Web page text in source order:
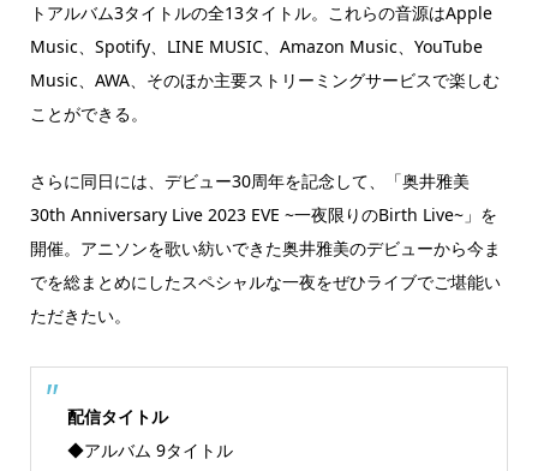
トアルバム3タイトルの全13タイトル。これらの音源はApple
Music、Spotify、LINE MUSIC、Amazon Music、YouTube
Music、AWA、そのほか主要ストリーミングサービスで楽しむ
ことができる。
さらに同日には、デビュー30周年を記念して、「奥井雅美
30th Anniversary Live 2023 EVE ~一夜限りのBirth Live~」を
開催。アニソンを歌い紡いできた奥井雅美のデビューから今ま
でを総まとめにしたスペシャルな一夜をぜひライブでご堪能い
ただきたい。
配信タイトル
◆アルバム 9タイトル